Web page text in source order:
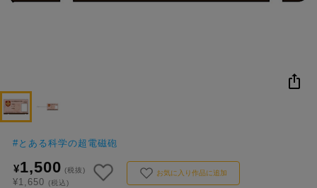
# とある科学の超電磁砲
¥1,500 (税抜)
¥1,650 (税込)
お気に入り作品に追加